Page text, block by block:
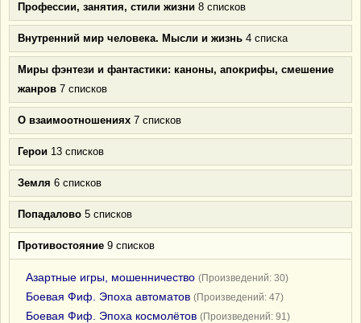
Профессии, занятия, стили жизни 8 списков
Внутренний мир человека. Мысли и жизнь 4 списка
Миры фэнтези и фантастики: каноны, апокрифы, смешение
жанров 7 списков
О взаимоотношениях 7 списков
Герои 13 списков
Земля 6 списков
Попадалово 5 списков
Противостояние 9 списков
Азартные игры, мошенничество (Произведений: 30)
Боевая Фиф. Эпоха автоматов (Произведений: 47)
Боевая Фиф. Эпоха космолётов (Произведений: 91)